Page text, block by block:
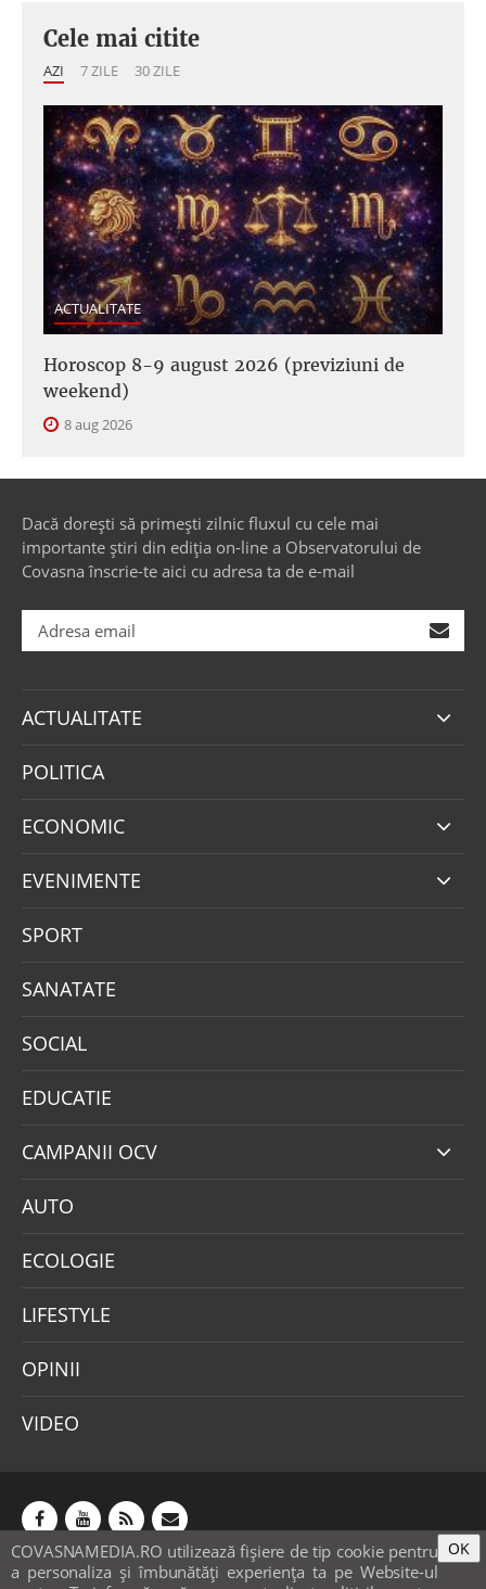
Cele mai citite
AZI 7 ZILE 30 ZILE
ACTUALITATE
Horoscop 8-9 august 2026 (previziuni de
weekend)
8 aug 2026
Dacă dorești să primești zilnic fluxul cu cele mai
importante știri din ediția on-line a Observatorului de
Covasna înscrie-te aici cu adresa ta de e-mail
ACTUALITATE
POLITICA
ECONOMIC
EVENIMENTE
SPORT
SANATATE
SOCIAL
EDUCATIE
CAMPANII OCV
AUTO
ECOLOGIE
LIFESTYLE
OPINII
VIDEO
COVASNAMEDIA.RO utilizează fişiere de tip cookie pentru
a personaliza și îmbunătăți experiența ta pe Website-ul
OK
Abonamente Publicitate
Mica publicitate